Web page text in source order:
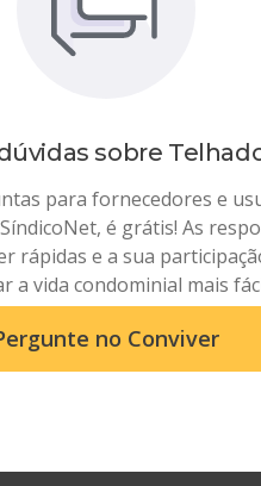
sobre
para fornecedores e
é grátis! As
rápidas e a sua
a vida condominial mais
no Conviver